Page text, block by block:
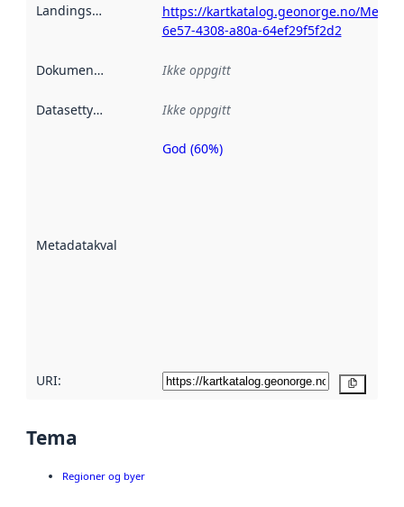
Landingsside
https://kartkatalog.geonorge.no/
6e57-4308-a80a-64ef29f5f2d2
Dokumentasjon Ikke oppgitt
Datasettype Ikke oppgitt
Metadatakvalitet
Metadatakvalitet
God (60%)
URI:
Tema
Regioner og byer